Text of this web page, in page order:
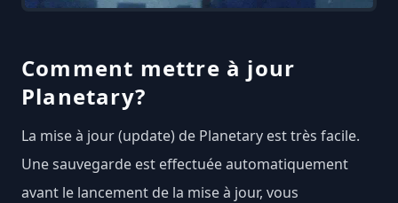
Comment mettre à jour
Planetary?
La mise à jour (update) de Planetary est très facile.
Une sauvegarde est effectuée automatiquement
avant le lancement de la mise à jour, vous